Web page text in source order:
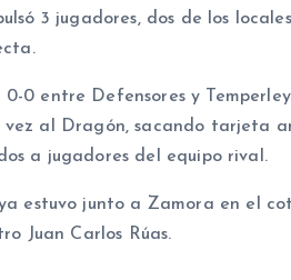
3 jugadores, dos de los
0 entre Defensores y
al Dragón, sacando tarjeta
a jugadores del equipo rival.
estuvo junto a Zamora en el
Juan Carlos Rúas.